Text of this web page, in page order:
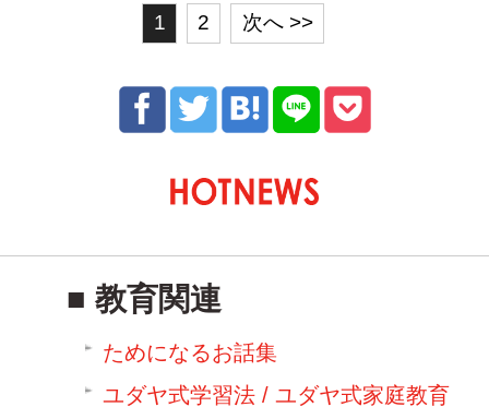
1 2 次へ >>
教育関連
ためになるお話集
ユダヤ式学習法 / ユダヤ式家庭教育